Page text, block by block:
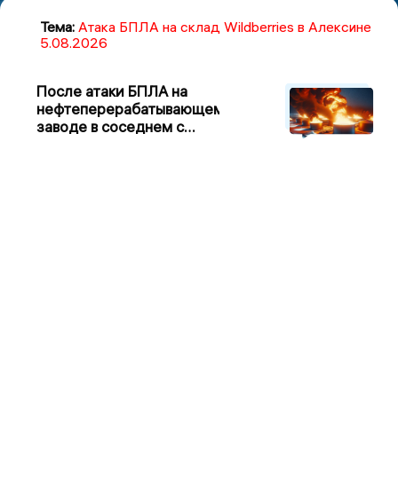
Тема: Атака БПЛА на склад Wildberries в Алексине
5.08.2026
После атаки БПЛА на
нефтеперерабатывающем
заводе в соседнем с